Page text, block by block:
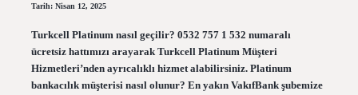
Tarih: Nisan 12, 2025
Turkcell Platinum nasıl geçilir? 0532 757 1 532 numaralı
ücretsiz hattımızı arayarak Turkcell Platinum Müşteri
Hizmetleri’nden ayrıcalıklı hizmet alabilirsiniz. Platinum
bankacılık müşterisi nasıl olunur? En yakın VakıfBank şubemize